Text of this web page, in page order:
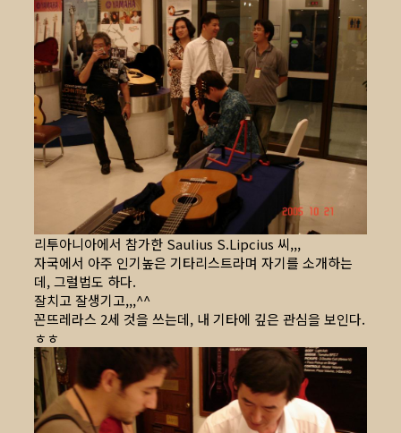
리투아니아에서 참가한 Saulius S.Lipcius 씨,,,
자국에서 아주 인기높은 기타리스트라며 자기를 소개하는
데, 그럴법도 하다.
잘치고 잘생기고,,,^^
꼰뜨레라스 2세 것을 쓰는데, 내 기타에 깊은 관심을 보인다.
ㅎㅎ